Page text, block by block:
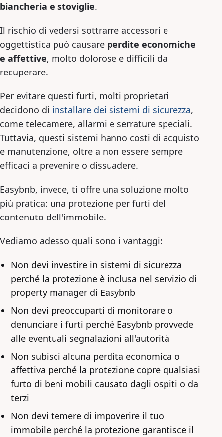
biancheria e stoviglie.
Il rischio di vedersi sottrarre accessori e
oggettistica può causare perdite economiche
e affettive, molto dolorose e difficili da
recuperare.
Per evitare questi furti, molti proprietari
decidono di installare dei sistemi di sicurezza,
come telecamere, allarmi e serrature speciali.
Tuttavia, questi sistemi hanno costi di acquisto
e manutenzione, oltre a non essere sempre
efficaci a prevenire o dissuadere.
Easybnb, invece, ti offre una soluzione molto
più pratica: una protezione per furti del
contenuto dell'immobile.
Vediamo adesso quali sono i vantaggi:
Non devi investire in sistemi di sicurezza
perché la protezione è inclusa nel servizio di
property manager di Easybnb
Non devi preoccuparti di monitorare o
denunciare i furti perché Easybnb provvede
alle eventuali segnalazioni all'autorità
Non subisci alcuna perdita economica o
affettiva perché la protezione copre qualsiasi
furto di beni mobili causato dagli ospiti o da
terzi
Non devi temere di impoverire il tuo
immobile perché la protezione garantisce il